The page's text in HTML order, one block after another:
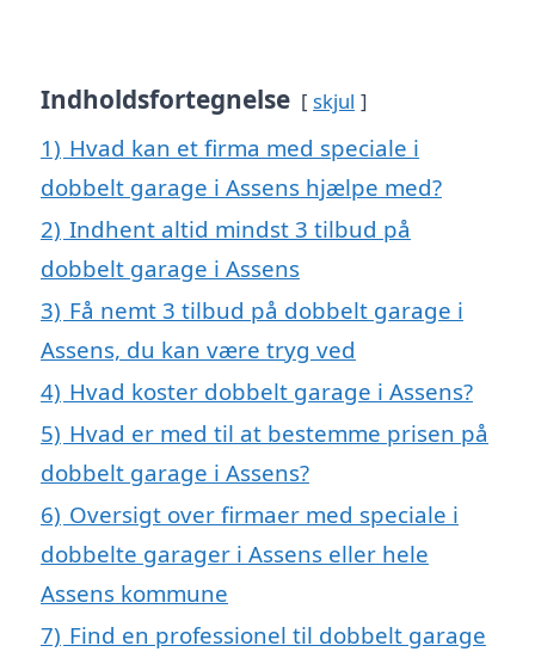
Indholdsfortegnelse skjul
1) Hvad kan et firma med speciale i
dobbelt garage i Assens hjælpe med?
2) Indhent altid mindst 3 tilbud på
dobbelt garage i Assens
3) Få nemt 3 tilbud på dobbelt garage i
Assens, du kan være tryg ved
4) Hvad koster dobbelt garage i Assens?
5) Hvad er med til at bestemme prisen på
dobbelt garage i Assens?
6) Oversigt over firmaer med speciale i
dobbelte garager i Assens eller hele
Assens kommune
7) Find en professionel til dobbelt garage